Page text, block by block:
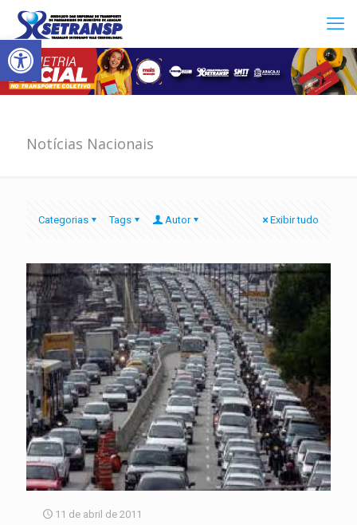
Abrir a barra de ferramentas
Notícias Nacionais
Categorias Tags Autor Exibir tudo
11 de abril de 2011